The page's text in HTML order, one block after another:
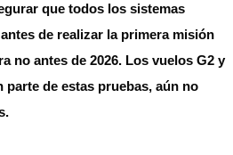
que todos los sistemas
de realizar la primera misión
no antes de 2026. Los vuelos G2 y
parte de estas pruebas, aún no